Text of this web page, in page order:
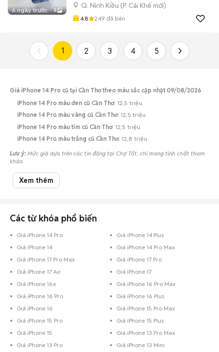
6 ngày trước 5
Q. Ninh Kiều (P. Cái Khế mới)
4.8 249 đã bán
1 2 3 4 5
Giá iPhone 14 Pro cũ tại Cần Thơ theo màu sắc cập nhật 09/08/2026
iPhone 14 Pro màu đen cũ Cần Thơ: 12,5 triệu
iPhone 14 Pro màu vàng cũ Cần Thơ: 12,5 triệu
iPhone 14 Pro màu tím cũ Cần Thơ: 12,5 triệu
iPhone 14 Pro màu trắng cũ Cần Thơ: 12,8 triệu
Lưu ý: Mức giá dựa trên các tin đăng tại Chợ Tốt, chỉ mang tính chất tham
khảo.
Mua bán iPhone 14 Pro cũ tại Cần Thơ like new, đẹp 99%,
giá rẻ
Top 2 mức giá bán iPhone 14 Pro cũ phổ biến tại Cần Thơ
iPhone 14 Pro giá 10 - 15 triệu Cần Thơ: 106 điện thoại
iPhone 14 Pro giá 7 - 10 triệu Cần Thơ
: 16 điện thoại
Chợ Tốt - Nơi mua bán iPhone 14 Pro cũ tại Cần Thơ giá tốt nhất!
Xem thêm
Các từ khóa phổ biến
Giá iPhone 14 Pro
Giá iPhone 14 Plus
Giá iPhone 14
Giá iPhone 14 Pro Max
Giá iPhone 17 Pro Max
Giá iPhone 17 Pro
Giá iPhone 17 Air
Giá iPhone 17
Giá iPhone 16e
Giá iPhone 16 Pro Max
Giá iPhone 16 Pro
Giá iPhone 16 Plus
Giá iPhone 16
Giá iPhone 15 Pro Max
Giá iPhone 15 Pro
Giá iPhone 15 Plus
Giá iPhone 15
Giá iPhone 13 Pro Max
Giá iPhone 13 Pro
Giá iPhone 13 Mini